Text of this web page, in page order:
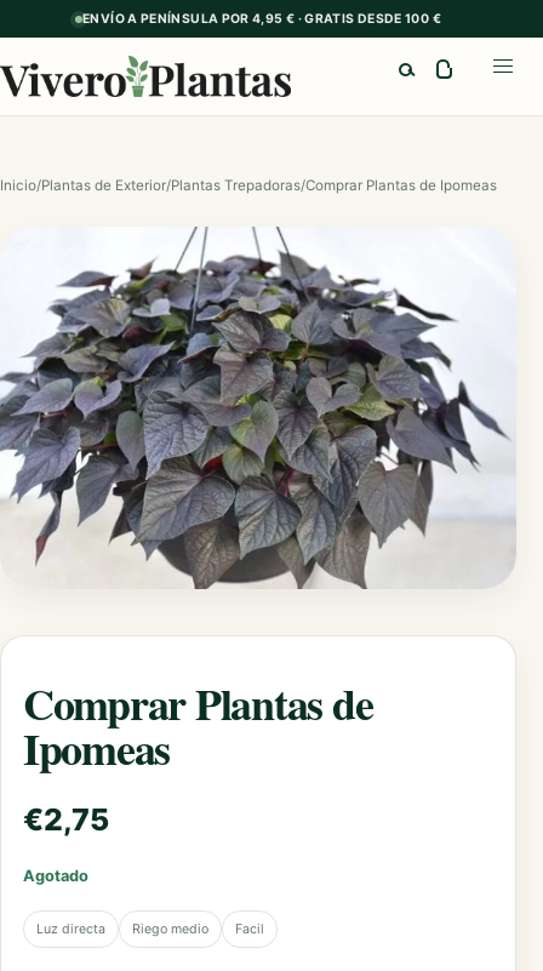
ENVÍO A PENÍNSULA POR 4,95 € · GRATIS DESDE 100 €
Inicio/Plantas de Exterior/Plantas Trepadoras/Comprar Plantas de Ipomeas
Comprar Plantas de
Ipomeas
€2,75
Agotado
Luz directa Riego medio Facil